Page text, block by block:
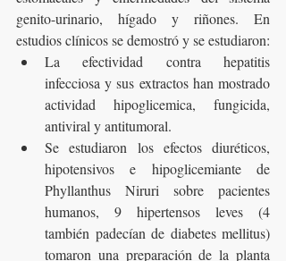
genito-urinario, hígado y riñones. En
estudios clínicos se demostró y se estudiaron:
La efectividad contra hepatitis
infecciosa y sus extractos han mostrado
actividad hipoglicemica, fungicida,
antiviral y antitumoral.
Se estudiaron los efectos diuréticos,
hipotensivos e hipoglicemiante de
Phyllanthus Niruri sobre pacientes
humanos, 9 hipertensos leves (4
también padecían de diabetes mellitus)
tomaron una preparación de la planta